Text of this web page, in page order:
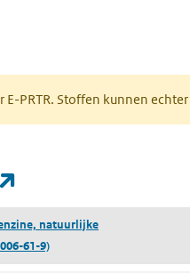
E-PRTR. Stoffen kunnen
natuurlijke
61-9)